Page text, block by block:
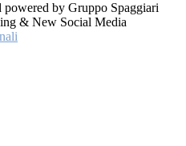
by Gruppo Spaggiari
& New Social Media